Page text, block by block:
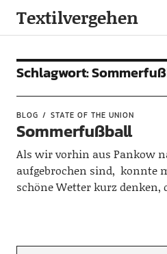
Textilvergehen
Schlagwort:
BLOG STATE OF THE UNION
Sommerfußball
Als wir vorhin aus Pankow
aufgebrochen sind, konnte
schöne Wetter kurz denken,